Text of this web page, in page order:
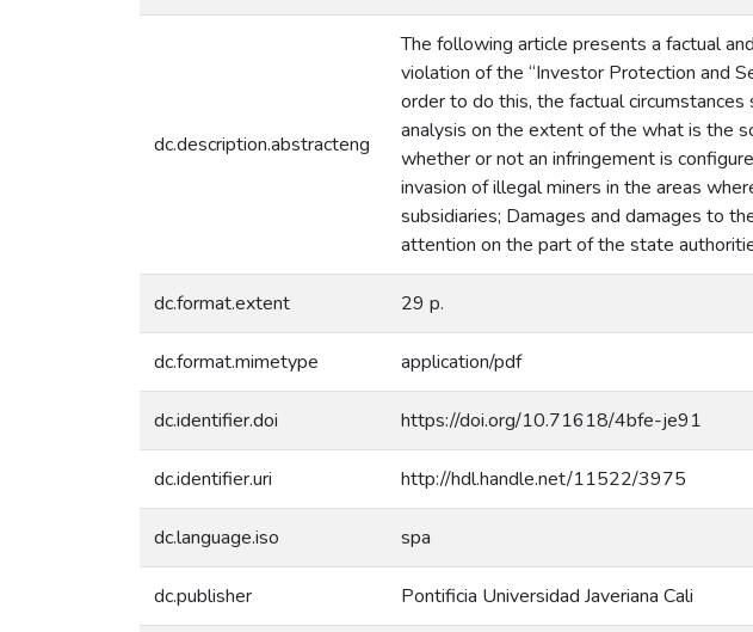
dc.description.abstracteng
The following article presents a factual
violation of the “Investor Protection and
order to do this, the factual
analysis on the extent of the what is the
whether or not an infringement is
invasion of illegal miners in the areas
subsidiaries; Damages and damages to
attention on the part of the state
dc.format.extent 29 p.
dc.format.mimetype application/pdf
dc.identifier.doi https://doi.org/10.71618/4bfe-je91
dc.identifier.uri http://hdl.handle.net/11522/3975
dc.language.iso spa
dc.publisher Pontificia Universidad Javeriana Cali